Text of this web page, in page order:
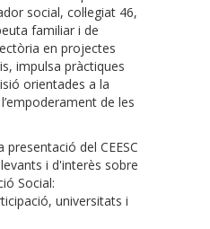
social, col·legiat 46,
familiar i de
en projectes
impulsa pràctiques
orientades a la
de les
del CEESC
i d'interès sobre
Social:
universitats i